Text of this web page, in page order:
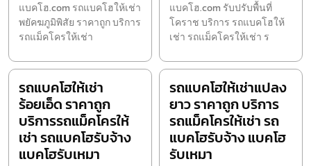
แบคโฮ.com รถแบคโฮให้เช่า
พยัคฆภูมิพิสัย ราคาถูก บริการ
รถแม็คโครให้เช่า
แบคโฮ.com รับปรับพื้นที่
โคราช บริการ รถแบคโฮให้
เช่า รถแม็คโครให้เช่า ร
รถแบคโฮให้เช่า
ร้อยเอ็ด ราคาถูก
บริการรถแม็คโครให้
เช่า รถแบคโฮรับจ้าง
แบคโฮรับเหมา
รถแบคโฮให้เช่าแปลง
ยาว ราคาถูก บริการ
รถแม็คโครให้เช่า รถ
แบคโฮรับจ้าง แบคโฮ
รับเหมา